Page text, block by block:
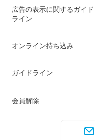
広告の表示に関するガイド
ライン
オンライン持ち込み
ガイドライン
会員解除